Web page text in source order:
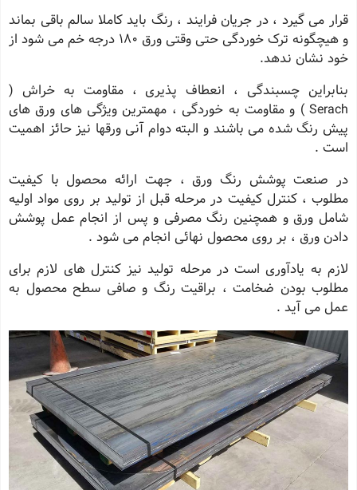
قرار می گیرد ، در جریان فرایند ، رنگ باید کاملا سالم باقی بماند
و هیچگونه ترک خوردگی حتی وقتی ورق 180 درجه خم می شود از
خود نشان ندهد.
بنابراین چسبندگی ، انعطاف پذیری ، مقاومت به خراش (
Serach ) و مقاومت به خوردگی ، مهمترین ویژگی های ورق های
پیش رنگ شده می باشند و البته دوام آنی ورقها نیز حائز اهمیت
است .
در صنعت پوشش رنگ ورق ، جهت ارائه محصول با کیفیت
مطلوب ، کنترل کیفیت در مرحله قبل از تولید بر روی مواد اولیه
شامل ورق و همچنین رنگ مصرفی و پس از انجام عمل پوشش
دادن ورق ، بر روی محصول نهائی انجام می شود .
لازم به یادآوری است در مرحله تولید نیز کنترل های لازم برای
مطلوب بودن ضخامت ، براقیت رنگ و صافی سطح محصول به
عمل می آید .